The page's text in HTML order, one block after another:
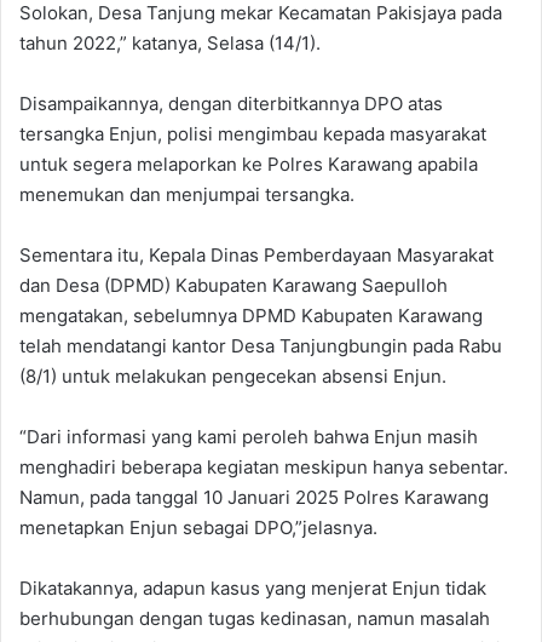
Solokan, Desa Tanjung mekar Kecamatan Pakisjaya pada
tahun 2022,” katanya, Selasa (14/1).
Disampaikannya, dengan diterbitkannya DPO atas
tersangka Enjun, polisi mengimbau kepada masyarakat
untuk segera melaporkan ke Polres Karawang apabila
menemukan dan menjumpai tersangka.
Sementara itu, Kepala Dinas Pemberdayaan Masyarakat
dan Desa (DPMD) Kabupaten Karawang Saepulloh
mengatakan, sebelumnya DPMD Kabupaten Karawang
telah mendatangi kantor Desa Tanjungbungin pada Rabu
(8/1) untuk melakukan pengecekan absensi Enjun.
“Dari informasi yang kami peroleh bahwa Enjun masih
menghadiri beberapa kegiatan meskipun hanya sebentar.
Namun, pada tanggal 10 Januari 2025 Polres Karawang
menetapkan Enjun sebagai DPO,”jelasnya.
Dikatakannya, adapun kasus yang menjerat Enjun tidak
berhubungan dengan tugas kedinasan, namun masalah